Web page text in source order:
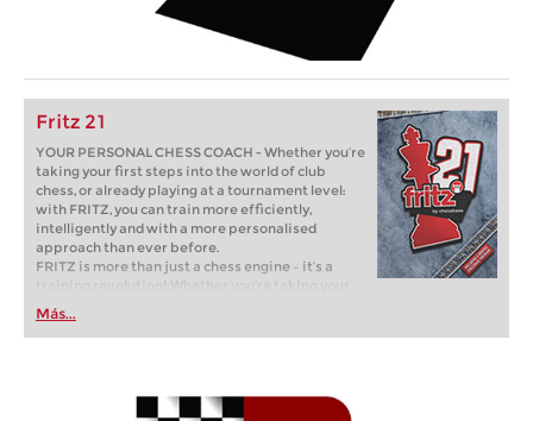
Fritz 21
YOUR PERSONAL CHESS COACH - Whether you’re
taking your first steps into the world of club
chess, or already playing at a tournament level:
with FRITZ, you can train more efficiently,
intelligently and with a more personalised
approach than ever before.
FRITZ is more than just a chess engine – it’s a
training revolution! Whether you’re taking your
first steps into the world of club chess, or already
playing at a tournament level: with FRITZ, you can
train more efficiently, intelligently and with a
Más...